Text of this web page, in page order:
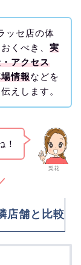
ッセ店の体
くべき、 実
アクセス
情報などを
えします。
梨花
！
店舗と比較